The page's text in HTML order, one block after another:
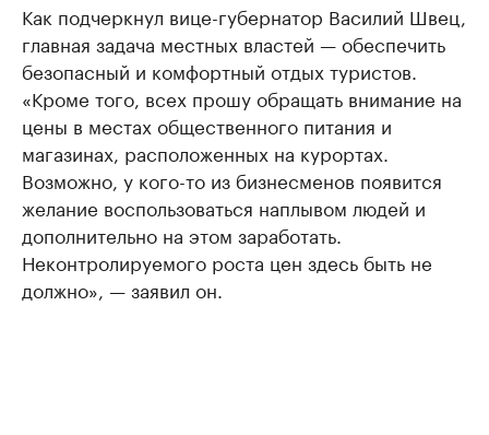
Как подчеркнул вице-губернатор Василий Швец,
главная задача местных властей — обеспечить
безопасный и комфортный отдых туристов.
«Кроме того, всех прошу обращать внимание на
цены в местах общественного питания и
магазинах, расположенных на курортах.
Возможно, у кого-то из бизнесменов появится
желание воспользоваться наплывом людей и
дополнительно на этом заработать.
Неконтролируемого роста цен здесь быть не
должно», — заявил он.